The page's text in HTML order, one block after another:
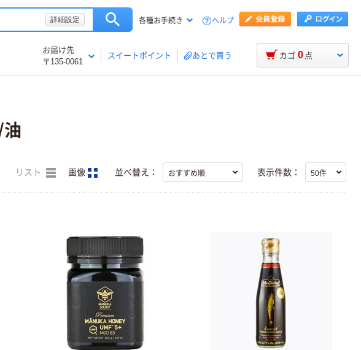
詳細設定 各種お手続き ヘルプ
お届け先
〒135-0061
スイートポイント あとで買う カゴ 0 点
リスト 画像 並べ替え： 表示件数：